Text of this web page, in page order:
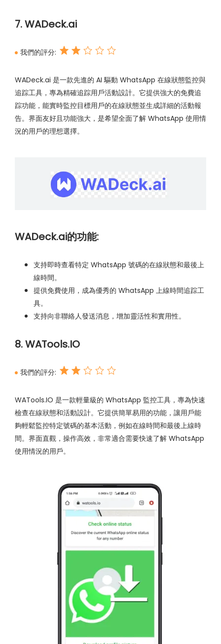
7. WADeck.ai
我們的評分:
WADeck.ai 是一款先進的 AI 驅動 WhatsApp 在線狀態監控與
追踪工具，專為精確追踪用戶活動設計。它提供強大的免費追
踪功能，能實時監控目標用戶的在線狀態並生成詳細的活動報
告。界面友好且功能強大，是希望全面了解 WhatsApp 使用情
況的用戶的理想選擇。
WADeck.ai的功能:
支持即時查看特定 WhatsApp 號碼的在線狀態和最後上
線時間。
提供免費使用，成為優秀的 WhatsApp 上線時間追踪工
具。
支持向非聯絡人發送消息，增加靈活性和實用性。
8. WATools.IO
我們的評分:
WATools.IO 是一款輕量級的 WhatsApp 監控工具，專為快速
檢查在線狀態和活動設計。它提供簡單易用的功能，讓用戶能
夠輕鬆監控特定號碼的基本活動，例如在線時間和最後上線時
間。界面直觀，操作高效，非常適合需要快速了解 WhatsApp
使用情況的用戶。